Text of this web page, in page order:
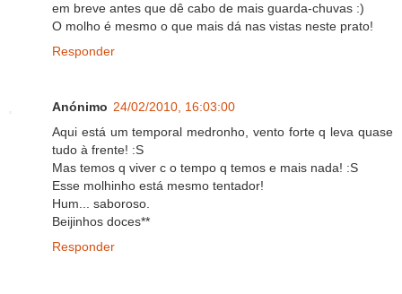
em breve antes que dê cabo de mais guarda-chuvas :)
O molho é mesmo o que mais dá nas vistas neste prato!
Responder
Anónimo 24/02/2010, 16:03:00
Aqui está um temporal medronho, vento forte q leva quase
tudo à frente! :S
Mas temos q viver c o tempo q temos e mais nada! :S
Esse molhinho está mesmo tentador!
Hum... saboroso.
Beijinhos doces**
Responder